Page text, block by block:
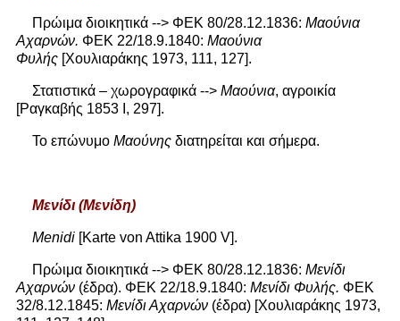
Πρώιμα διοικητικά --> ΦΕΚ 80/28.12.1836:Μαούνια
Αχαρνών. ΦΕΚ 22/18.9.1840: Μαούνια
Φυλής[Χουλιαράκης 1973, 111, 127].
Στατιστικά – χωρογραφικά -->Μαούνια, αγροικία
[Ραγκαβής 1853 Ι, 297].
Το επώνυμοΜαούνης διατηρείται και σήμερα.
Μενίδι (Μενίδη)
Menidi [Karte von Attika 1900 V].
Πρώιμα διοικητικά --> ΦΕΚ 80/28.12.1836:Μενίδι
Αχαρνών(έδρα). ΦΕΚ 22/18.9.1840: Μενίδι Φυλής. ΦΕΚ
32/8.12.1845: Μενίδι Αχαρνών(έδρα) [Χουλιαράκης 1973,